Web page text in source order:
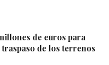
de euros para
de los terrenos